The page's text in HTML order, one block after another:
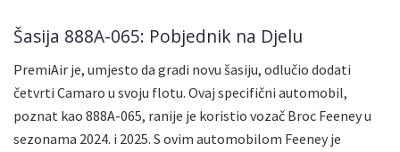
Šasija 888A-065: Pobjednik na Djelu
PremiAir je, umjesto da gradi novu šasiju, odlučio dodati
četvrti Camaro u svoju flotu. Ovaj specifični automobil,
poznat kao 888A-065, ranije je koristio vozač Broc Feeney u
sezonama 2024. i 2025. S ovim automobilom Feeney je